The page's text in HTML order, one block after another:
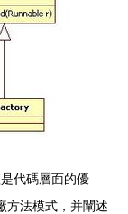
代碼層面的優
方法模式，并闡述